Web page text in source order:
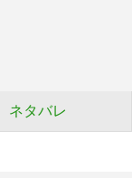
ネタバレ